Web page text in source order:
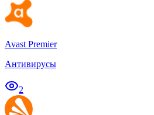
Avast Premier
Антивирусы
2